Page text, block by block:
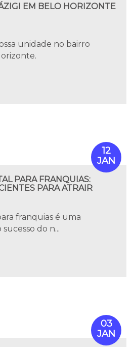
EM BELO HORIZONTE
unidade no bairro
12
JAN
PARA FRANQUIAS:
PARA ATRAIR
franquias é uma
do n...
03
JAN